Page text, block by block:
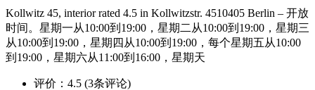
Kollwitz 45, interior rated 4.5 in Kollwitzstr. 4510405 Berlin – 开放
时间。星期一从10:00到19:00，星期二从10:00到19:00，星期三
从10:00到19:00，星期四从10:00到19:00，每个星期五从10:00
到19:00，星期六从11:00到16:00，星期天
评价：4.5 (3条评论)